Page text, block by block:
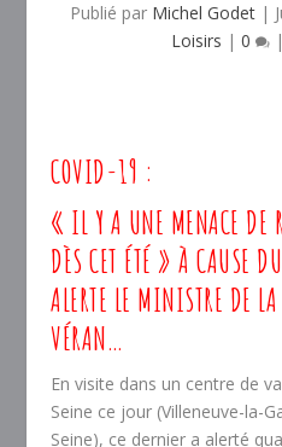
Publié par Michel Godet|
Loisirs | 0 |
COVID-19 :
« IL Y A UNE MENACE DE
DÈS CET ÉTÉ » À CAUSE
ALERTE LE MINISTRE DE
VÉRAN…
En visite dans un centre de
Seine ce jour (Villeneuve-la-
Seine), ce dernier a alerté